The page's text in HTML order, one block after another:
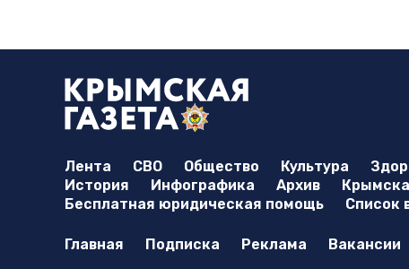
Лента СВО Общество Культура
История
Инфографика Архив
Бесплатная юридическая помощь
Список
Главная Подписка Реклама Вакансии